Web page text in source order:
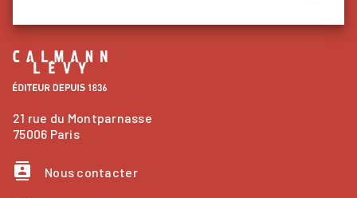
21 rue du Montparnasse
75006 Paris
contacts Nous contacter